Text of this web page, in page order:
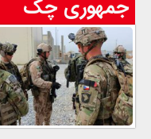
جمهوری چک